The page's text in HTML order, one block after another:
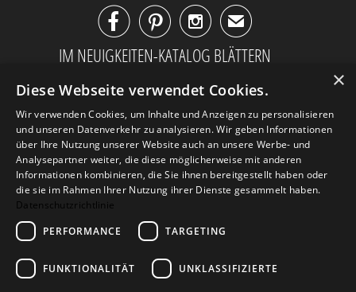
✉
IM NEUIGKEITEN-KATALOG BLÄTTERN
Kontakt
×
Diese Webseite verwendet Cookies.
Wir verwenden Cookies, um Inhalte und Anzeigen zu personalisieren
und unseren Datenverkehr zu analysieren. Wir geben Informationen
über Ihre Nutzung unserer Website auch an unsere Werbe- und
Analysepartner weiter, die diese möglicherweise mit anderen
Informationen kombinieren, die Sie ihnen bereitgestellt haben oder
die sie im Rahmen Ihrer Nutzung ihrer Dienste gesammelt haben.
Datenschutzrichtlinie
PERFORMANCE
TARGETING
FUNKTIONALITÄT UNKLASSIFIZIERTE